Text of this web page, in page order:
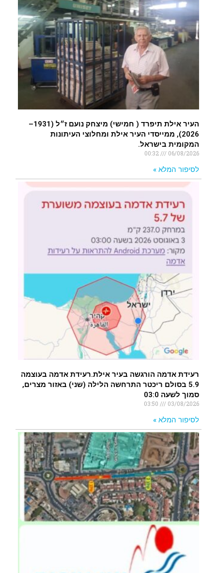
העיר אילת תיפרד ( חמישי) מיצחק נועם ז״ל (1931–
2026), ממייסדי העיר אילת ומחלוצי העיתונות
המקומית בישראל.
06/08/2026
00:32
לסיפור המלא »
רעידת אדמה הורגשה בעיר אילת.רעידת אדמה בעוצמה
5.9 בסולם ריכטר התרחשה הלילה (שני) באזור מצרים,
סמוך לשעה 03:0
03/08/2026
לסיפור המלא »